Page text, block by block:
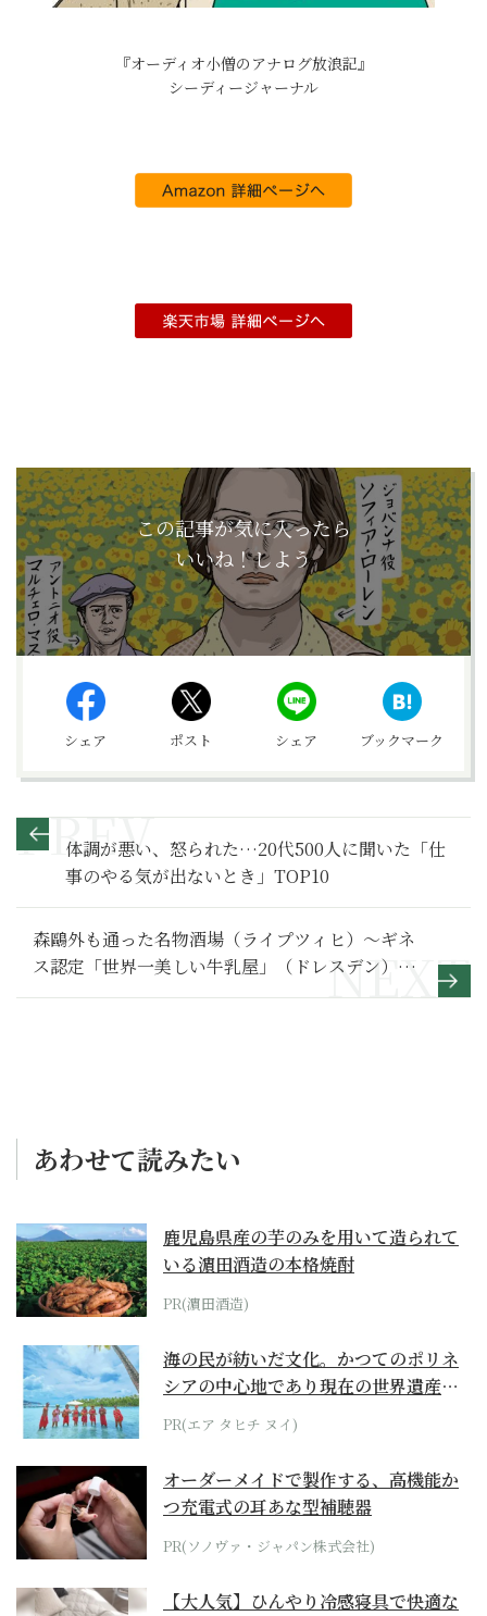
『オーディオ小僧のアナログ放浪記』
シーディージャーナル
この記事が気に入ったら
いいね！しよう
シェア ポスト シェア ブックマーク
体調が悪い、怒られた…20代500人に聞いた「仕
事のやる気が出ないとき」TOP10
森鷗外も通った名物酒場（ライプツィヒ）～ギネ
ス認定「世界一美しい牛乳屋」（ドレスデン）｜
ゲーテ街道横断グルメ旅
あわせて読みたい
鹿児島県産の芋のみを用いて造られて
いる濵田酒造の本格焼酎
PR(濵田酒造)
海の民が紡いだ文化。かつてのポリネ
シアの中心地であり現在の世界遺産か
らみえてくる...
PR(エア タヒチ ヌイ)
オーダーメイドで製作する、高機能か
つ充電式の耳あな型補聴器
PR(ソノヴァ・ジャパン株式会社)
【大人気】ひんやり冷感寝具で快適な